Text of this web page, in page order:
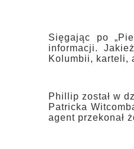
Sięgając po
informacji.
Kolumbii, karteli,
Phillip został w
Patricka
agent przekonał